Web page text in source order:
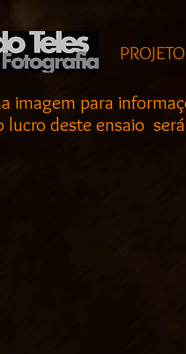
imagem para
lucro deste ensaio